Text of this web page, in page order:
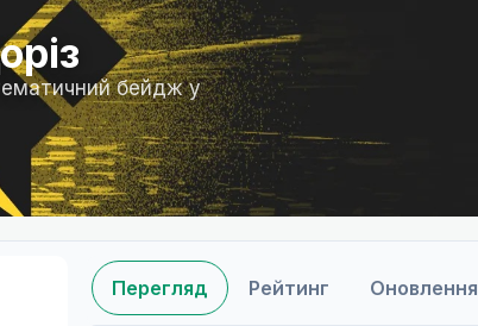
бейдж у
Перегляд Рейтинг Оновлення